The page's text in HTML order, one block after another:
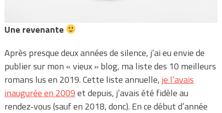
Une revenante
Après presque deux années de silence, j’ai eu envie de
publier sur mon « vieux » blog, ma liste des 10 meilleurs
romans lus en 2019. Cette liste annuelle, je l’avais
inaugurée en 2009et depuis, j’avais été fidèle au
rendez-vous (sauf en 2018, donc). En ce début d’année